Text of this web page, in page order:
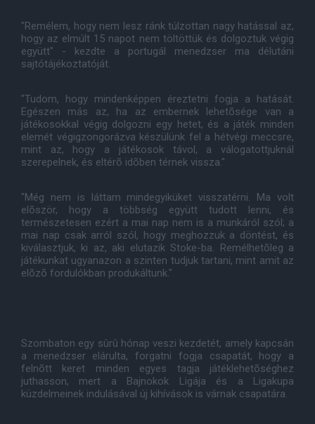
"Remélem, hogy nem lesz ránk túlzottan nagy hatással az,
hogy az elmúlt 15 napot nem töltöttük és dolgoztuk végig
együtt" - kezdte a portugál menedzser ma délutáni
sajtótájékoztatóját.
"Tudom, hogy mindenképpen éreztetni fogja a hatását.
Egészen más az, ha az embernek lehetõsége van a
játékosokkal végig dolgozni egy hetet, és a játék minden
elemét végigzongorázva készülünk fel a hétvégi meccsre,
mint az, hogy a játékosok távol, a válogatottjuknál
szerepelnek, és eltérõ idõben térnek vissza."
"Még nem is láttam mindegyiküket visszatérni. Ma volt
elõször, hogy a többség együtt tudott lenni, és
természetesen ezért a mai nap nem is a munkáról szól; a
mai nap csak arról szól, hogy meghozzuk a döntést, és
kiválasztjuk, ki az, aki elutazik Stoke-ba. Remélhetõleg a
játékunkat ugyanazon a szinten tudjuk tartani, mint amit az
elõzõ fordulókban produkáltunk."
Szombaton egy sûrû hónap veszi kezdetét, amely kapcsán
a menedzser elárulta, forgatni fogja csapatát, hogy a
felnõtt keret minden egyes tagja játéklehetõséghez
juthasson, mert a Bajnokok Ligája és a Ligakupa
küzdelmeinek indulásával új kihívások is várnak csapatára.